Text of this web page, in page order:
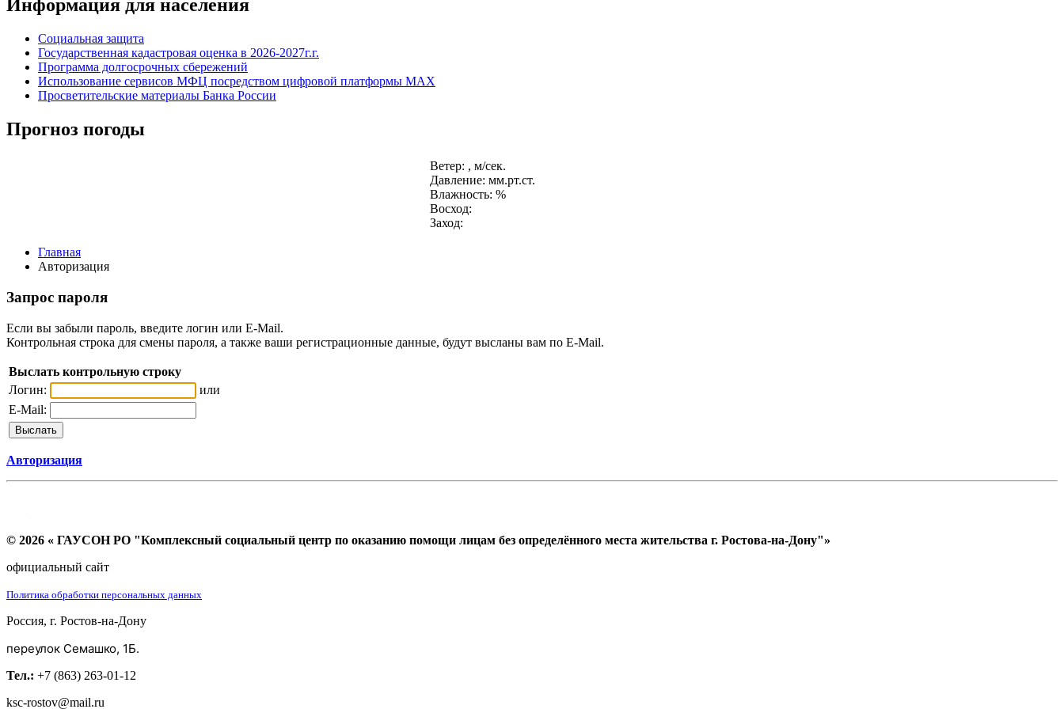
Информация для населения
Социальная защита
Государственная кадастровая оценка в 2026-2027г.г.
Программа долгосрочных сбережений
Использование сервисов МФЦ посредством цифровой платформы MAX
Просветительские материалы Банка России
Прогноз погоды
Ветер: , м/сек.
Давление: мм.рт.ст.
Влажность: %
Восход:
Заход:
Главная
Авторизация
Запрос пароля
Если вы забыли пароль, введите логин или E-Mail.
Контрольная строка для смены пароля, а также ваши регистрационные данные, будут высланы вам по E-Mail.
Выслать контрольную строку
Логин:
или
E-Mail:
Авторизация
© 2026 « ГАУСОН РО "Комплексный социальный центр по оказанию помощи лицам без определённого места жительства г. Ростова-на-Дону"»
официальный сайт
Политика обработки персональных данных
Россия, г. Ростов-на-Дону
переулок Семашко, 1Б.
Тел.: +7 (863) 263-01-12
ksc-rostov@mail.ru